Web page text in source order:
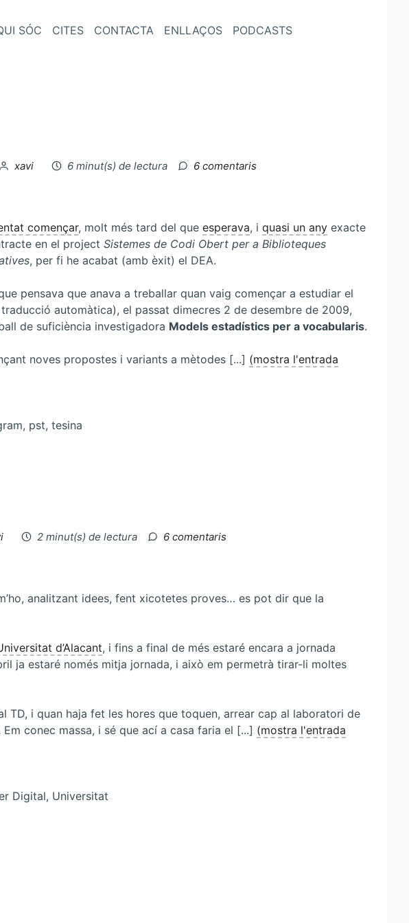
SÓC CITES CONTACTA ENLLAÇOS
PODCASTS
per
xavi 6 minut(s) de lectura 6 comentaris
començar, molt més tard del que esperava, i quasi un any exacte
en el project Sistemes de Codi Obert per a Biblioteques
, per fi he acabat (amb èxit) el DEA.
pensava que anava a treballar quan vaig començar a estudiar el
automàtica), el passat dimecres 2 de desembre de 2009,
de suficiència investigadora Models estadístics per a vocabularis.
noves propostes i variants a mètodes [...] (mostra l'entrada
pst, tesina
2 minut(s) de lectura 6 comentaris
analitzant idees, fent xicotetes proves… es pot dir que la
d’Alacant, i fins a final de més estaré encara a jornada
ja estaré només mitja jornada, i això em permetrà tirar-li moltes
TD, i quan haja fet les hores que toquen, arrear cap al laboratori de
conec massa, i sé que ací a casa faria el [...] (mostra l'entrada
Digital, Universitat